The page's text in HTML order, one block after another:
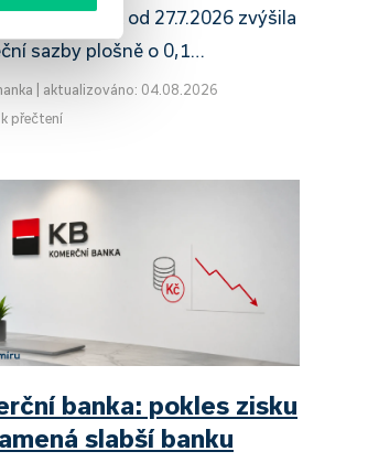
Bank od 27.7.2026 zvýšila
sazby plošně o 0,1…
aktualizováno: 04.08.2026
přečtení
banka: pokles zisku
slabší banku